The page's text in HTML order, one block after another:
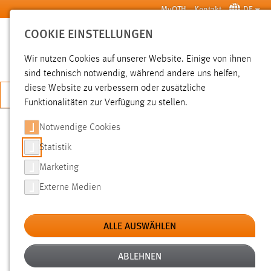
Zum Hauptinhalt springen MyOTH Kontakt DE
SUCHE
JETZT BEWERBEN
SUCHE
FILTER
Typ
Erstellungsdatum
COOKIE EINSTELLUNGEN
Wir nutzen Cookies auf unserer Website. Einige von ihnen
sind technisch notwendig, während andere uns helfen,
diese Website zu verbessern oder zusätzliche
Funktionalitäten zur Verfügung zu stellen.
Notwendige Cookies
Statistik
Marketing
Externe Medien
ALLE AUSWÄHLEN
ABLEHNEN